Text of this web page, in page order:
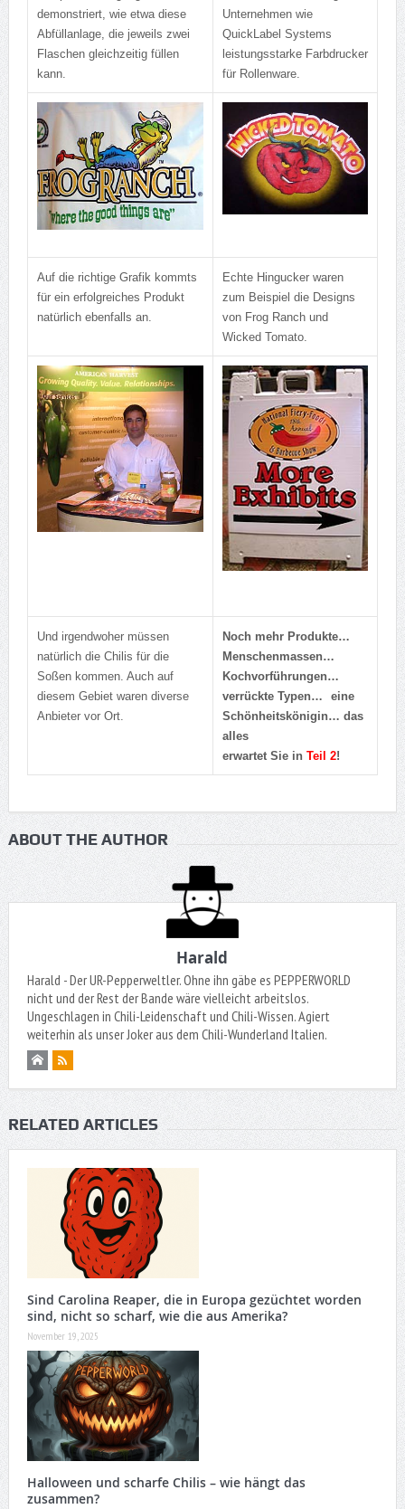
demonstriert, wie etwa diese
Abfüllanlage, die jeweils zwei
Flaschen gleichzeitig füllen
kann.
Unternehmen wie
QuickLabel Systems
leistungsstarke Farbdrucker
für Rollenware.
Auf die richtige Grafik kommts
für ein erfolgreiches Produkt
natürlich ebenfalls an.
Echte Hingucker waren
zum Beispiel die Designs
von Frog Ranch und
Wicked Tomato.
Und irgendwoher müssen
natürlich die Chilis für die
Soßen kommen. Auch auf
diesem Gebiet waren diverse
Anbieter vor Ort.
Noch mehr Produkte…
Menschenmassen…
Kochvorführungen…
verrückte Typen…
eine
Schönheitskönigin… das
alles
erwartet Sie in Teil 2!
ABOUT THE AUTHOR
Harald
Harald - Der UR-Pepperweltler. Ohne ihn gäbe es PEPPERWORLD
nicht und der Rest der Bande wäre vielleicht arbeitslos.
Ungeschlagen in Chili-Leidenschaft und Chili-Wissen. Agiert
weiterhin als unser Joker aus dem Chili-Wunderland Italien.
RELATED ARTICLES
Sind Carolina Reaper, die in Europa gezüchtet worden
sind, nicht so scharf, wie die aus Amerika?
November 19, 2025
Halloween und scharfe Chilis – wie hängt das
zusammen?